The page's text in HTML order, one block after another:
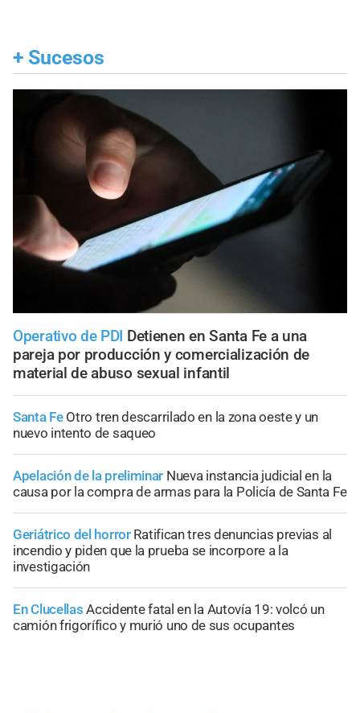
+ Sucesos
Operativo de PDI Detienen en Santa Fe a una
pareja por producción y comercialización de
material de abuso sexual infantil
Santa Fe Otro tren descarrilado en la zona oeste y un
nuevo intento de saqueo
Apelación de la preliminar Nueva instancia judicial en la
causa por la compra de armas para la Policía de Santa Fe
Geriátrico del horror Ratifican tres denuncias previas al
incendio y piden que la prueba se incorpore a la
investigación
En Clucellas Accidente fatal en la Autovía 19: volcó un
camión frigorífico y murió uno de sus ocupantes